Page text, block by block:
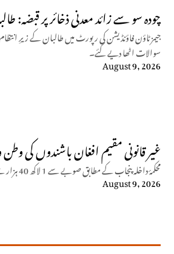
چودہ سو سے زائد معدنی ذخائر پر قبضہ:
جیمز ٹاؤن فاؤنڈیشن کی رپورٹ میں طالبان کے زیرِ
سوالات اٹھا دیے گئے۔
August 9, 2026
غیر قانونی مقیم افغان باشندوں کی
محکمۂ داخلہ پنجاب کے مطابق صوبے سے 1 لاکھ 40 ہزار سے زائد غیر قانونی افغان شہریوں کو وطن واپس بھیج دیا گیا ہے۔
August 9, 2026